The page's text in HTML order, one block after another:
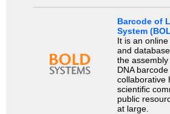
Barcode of
System
It is an
and
the
DNA
collaborative
scientific
public
at large.